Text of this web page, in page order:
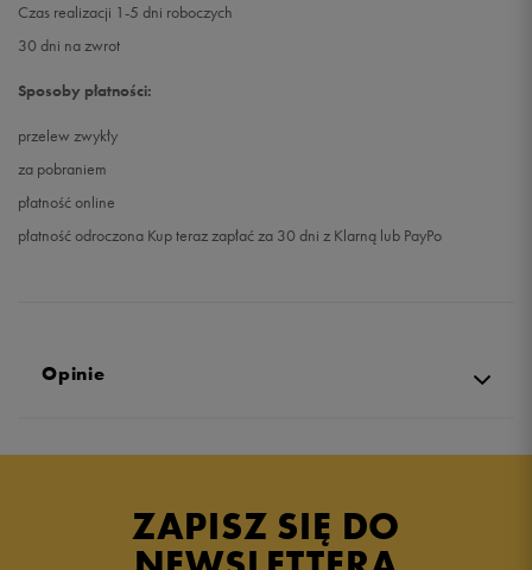
Czas realizacji 1-5 dni roboczych
30 dni na zwrot
Sposoby płatności:
przelew zwykły
za pobraniem
płatność online
płatność odroczona Kup teraz zapłać za 30 dni z Klarną lub PayPo
Opinie
ZAPISZ SIĘ DO